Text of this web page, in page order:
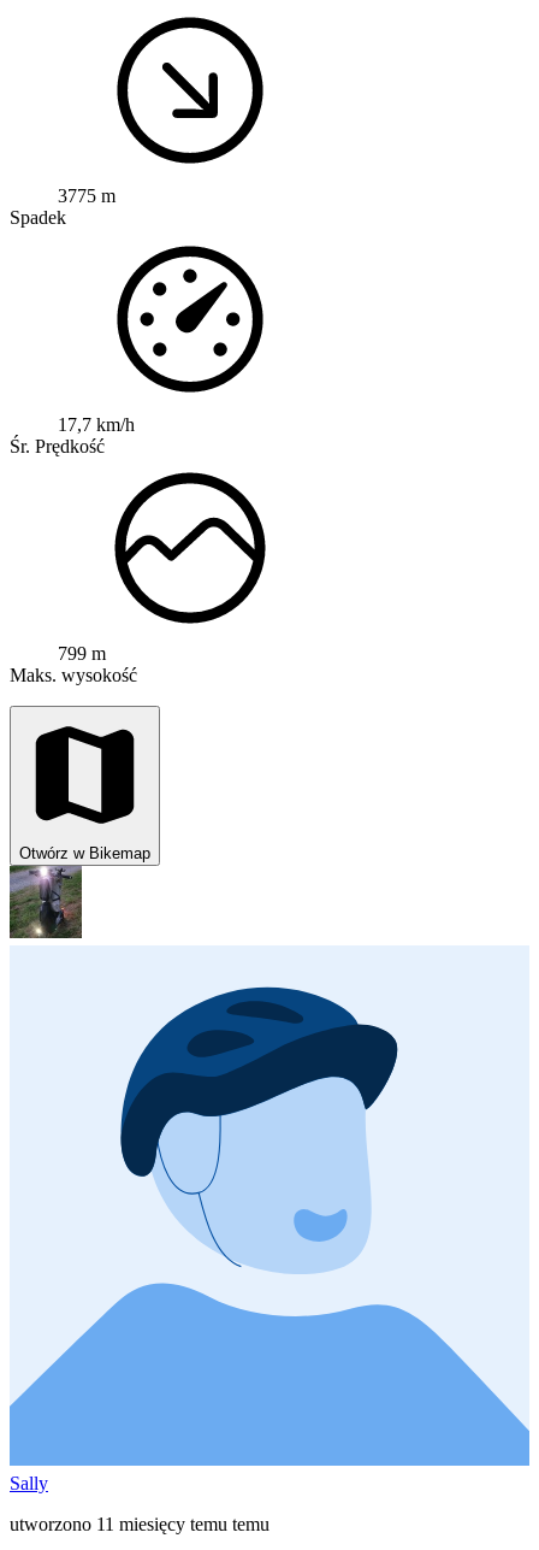
3775 m
Spadek
17,7 km/h
Śr. Prędkość
799 m
Maks. wysokość
Otwórz w Bikemap
Sally
utworzono 11 miesięcy temu temu